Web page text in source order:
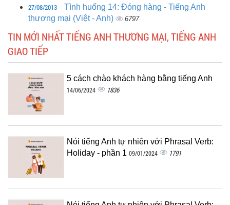
27/08/2013
Tình huống 14: Đóng hàng - Tiếng Anh
thương mại (Việt - Anh)
6797
TIN MỚI NHẤT TIẾNG ANH THƯƠNG MẠI, TIẾNG ANH
GIAO TIẾP
5 cách chào khách hàng bằng tiếng Anh
14/06/2024 1836
Nói tiếng Anh tự nhiên với Phrasal Verb:
Holiday - phần 1 09/01/2024 1791